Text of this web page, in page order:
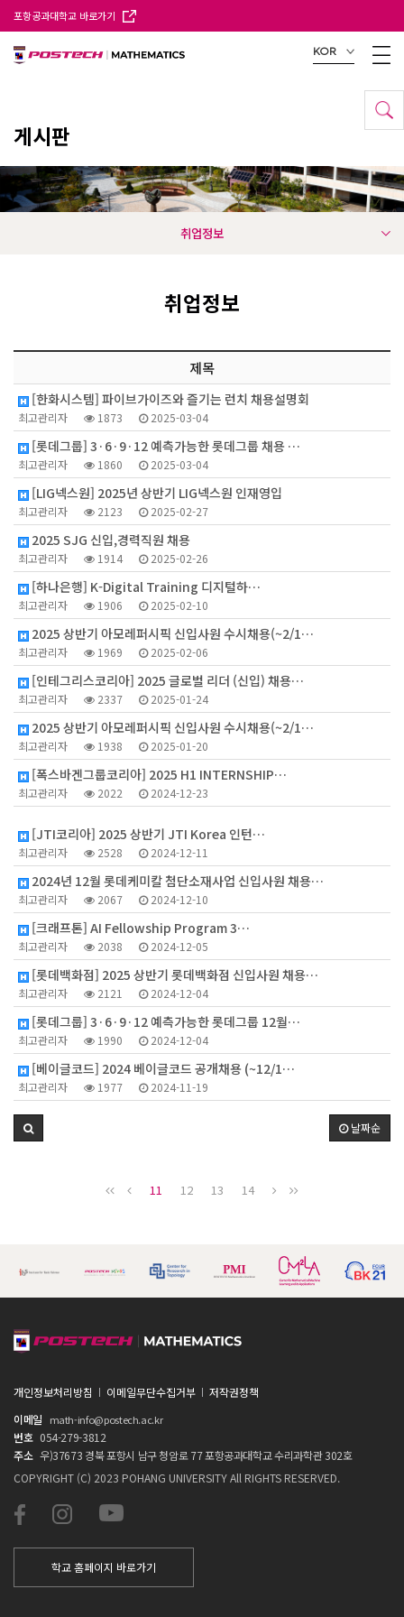
포항공과대학교 바로가기
KOR
게시판
취업정보
취업정보
제목
[한화시스템] 파이브가이즈와 즐기는 런치 채용설명회
최고관리자 1873 2025-03-04
[롯데그룹] 3·6·9·12 예측가능한 롯데그룹 채용 …
최고관리자 1860 2025-03-04
[LIG넥스원] 2025년 상반기 LIG넥스원 인재영입
최고관리자 2123 2025-02-27
2025 SJG 신입,경력직원 채용
최고관리자 1914 2025-02-26
[하나은행] K-Digital Training 디지털하…
최고관리자 1906 2025-02-10
2025 상반기 아모레퍼시픽 신입사원 수시채용(~2/1…
최고관리자 1969 2025-02-06
[인테그리스코리아] 2025 글로벌 리더 (신입) 채용…
최고관리자 2337 2025-01-24
2025 상반기 아모레퍼시픽 신입사원 수시채용(~2/1…
최고관리자 1938 2025-01-20
[폭스바겐그룹코리아] 2025 H1 INTERNSHIP…
최고관리자 2022
2024-12-23
[JTI코리아] 2025 상반기 JTI Korea 인턴…
최고관리자 2528 2024-12-11
2024년 12월 롯데케미칼 첨단소재사업 신입사원 채용…
최고관리자 2067 2024-12-10
[크래프톤] AI Fellowship Program 3…
최고관리자 2038 2024-12-05
[롯데백화점] 2025 상반기 롯데백화점 신입사원 채용…
최고관리자 2121 2024-12-04
[롯데그룹] 3·6·9·12 예측가능한 롯데그룹 12월…
최고관리자 1990 2024-12-04
[베이글코드] 2024 베이글코드 공개채용 (~12/1…
최고관리자 1977 2024-11-19
날짜순
11 12 13 14
개인정보처리방침 이메일무단수집거부
저작권정책
이메일
math-info@postech.ac.kr
번호 054-279-3812
주소 우)37673 경북 포항시 남구 청암로 77 포항공과대학교 수리과학관 302호
COPYRIGHT (C) 2023 POHANG UNIVERSITY All RIGHTS RESERVED.
학교 홈페이지 바로가기